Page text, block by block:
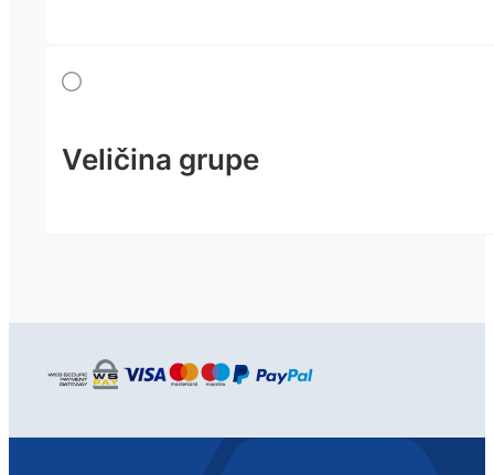
Veličina grupe